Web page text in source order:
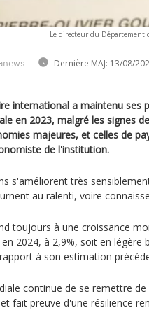
Le directeur du Département
Dernière MAJ: 13/08/
international a maintenu ses
en 2023, malgré les signes
majeures, et celles de
de l'institution.
s'améliorent très
au ralenti, voire
toujours à une croissance
2024, à 2,9%, soit en légère
à son estimation
continue de se remettre
fait preuve d'une résilience